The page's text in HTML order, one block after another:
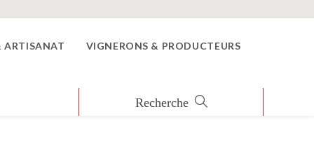
ARTISANAT VIGNERONS & PRODUCTEURS